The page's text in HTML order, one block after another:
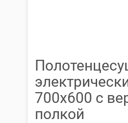
700х600 с
полкой